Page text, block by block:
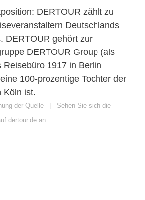
DERTOUR zählt zu
Deutschlands
DERTOUR gehört zur
DERTOUR Group (als
Reisebüro 1917 in Berlin
100-prozentige Tochter der
Köln ist.
der Quelle | Sehen Sie sich die
dertour.de an